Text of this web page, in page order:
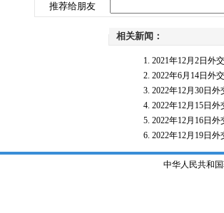
推荐给朋友
相关新闻：
2021年12月2日外
2022年6月14日外
2022年12月30日
2022年12月15日
2022年12月16日
2022年12月19日
中华人民共和